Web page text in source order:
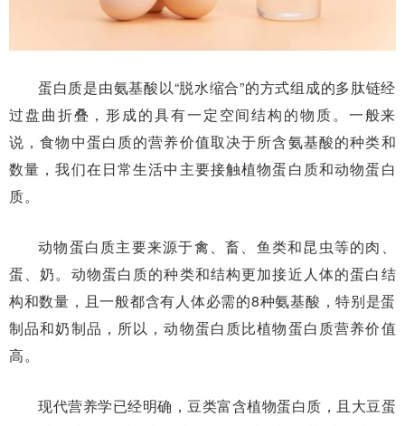
蛋白质是由氨基酸以“脱水缩合”的方式组成的多肽链经
过盘曲折叠，形成的具有一定空间结构的物质。一般来
说，食物中蛋白质的营养价值取决于所含氨基酸的种类和
数量，我们在日常生活中主要接触植物蛋白质和动物蛋白
质。
动物蛋白质主要来源于禽、畜、鱼类和昆虫等的肉、
蛋、奶。动物蛋白质的种类和结构更加接近人体的蛋白结
构和数量，且一般都含有人体必需的8种氨基酸，特别是蛋
制品和奶制品，所以，动物蛋白质比植物蛋白质营养价值
高。
现代营养学已经明确，豆类富含植物蛋白质，且大豆蛋